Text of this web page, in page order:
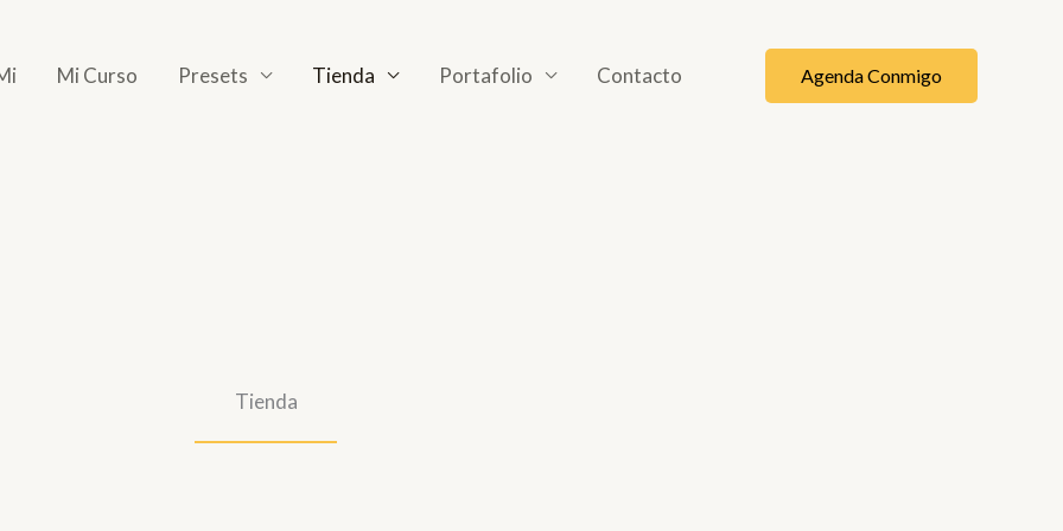
Mi Curso Presets Tienda Portafolio Contacto Agenda Conmigo
Tienda